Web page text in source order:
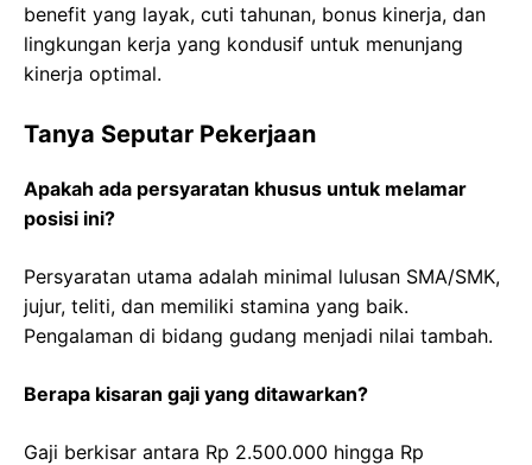
benefit yang layak, cuti tahunan, bonus kinerja, dan
lingkungan kerja yang kondusif untuk menunjang
kinerja optimal.
Tanya Seputar Pekerjaan
Apakah ada persyaratan khusus untuk melamar
posisi ini?
Persyaratan utama adalah minimal lulusan SMA/SMK,
jujur, teliti, dan memiliki stamina yang baik.
Pengalaman di bidang gudang menjadi nilai tambah.
Berapa kisaran gaji yang ditawarkan?
Gaji berkisar antara Rp 2.500.000 hingga Rp